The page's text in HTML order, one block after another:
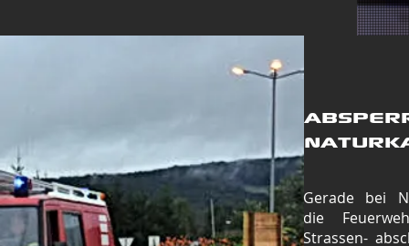
Gerade bei
die
Strassen-